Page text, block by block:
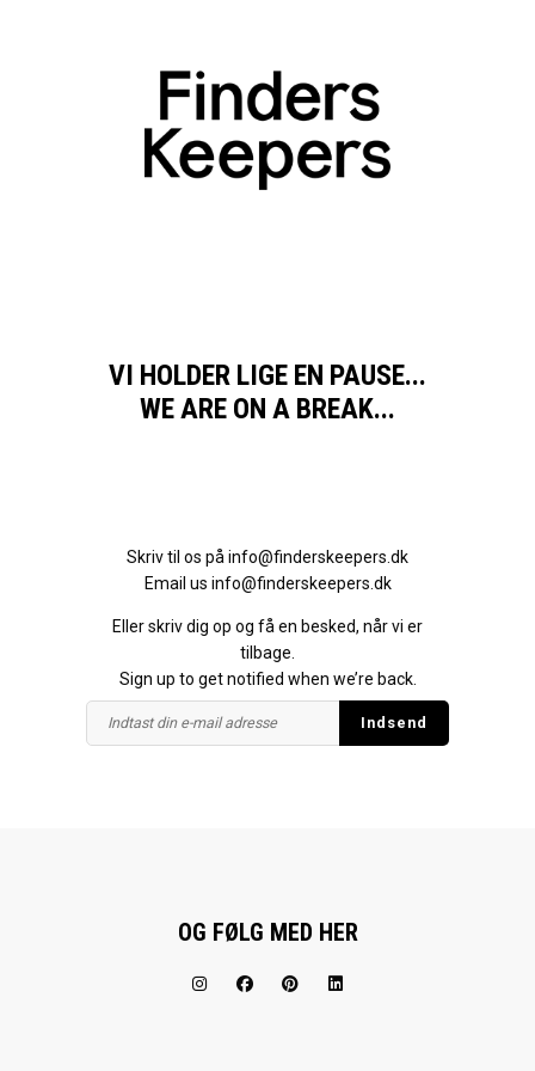
VI HOLDER LIGE EN PAUSE...
WE ARE ON A BREAK...
Skriv til os på info@finderskeepers.dk
Email us info@finderskeepers.dk
Eller skriv dig op og få en besked, når vi er
tilbage.
Sign up to get notified when we’re back.
OG FØLG MED HER